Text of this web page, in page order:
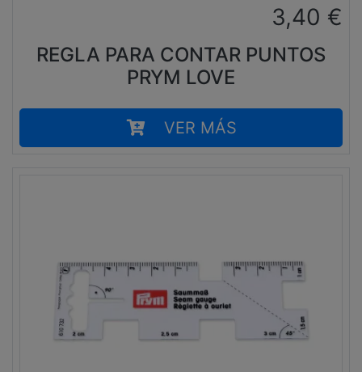
3,40 €
REGLA PARA CONTAR PUNTOS
PRYM LOVE
VER MÁS